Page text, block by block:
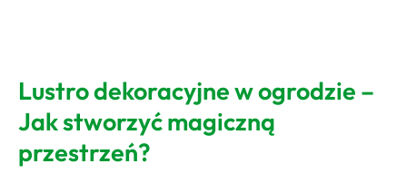
Lustro dekoracyjne w ogrodzie –
Jak stworzyć magiczną
przestrzeń?